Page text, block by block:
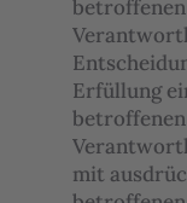
Erfüllung
mit